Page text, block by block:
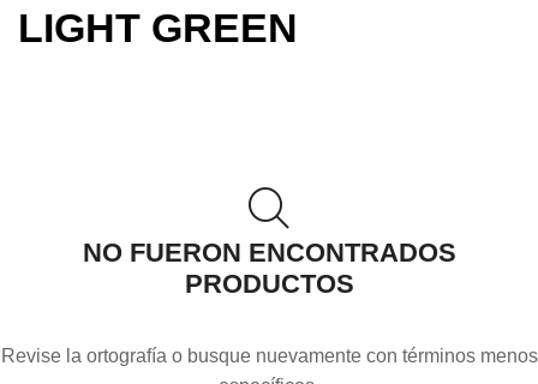
LIGHT GREEN
NO FUERON ENCONTRADOS
PRODUCTOS
Revise la ortografía o busque nuevamente con términos menos